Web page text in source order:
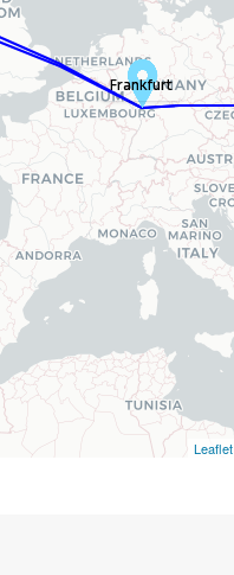
Frankfurt
Frankfurt
Leaflet